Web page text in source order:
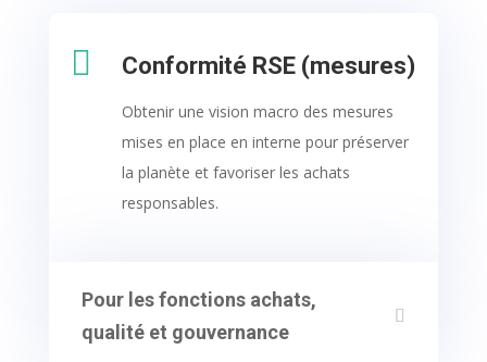
 Conformité RSE (mesures)
Obtenir une vision macro des mesures
mises en place en interne pour préserver
la planète et favoriser les achats
responsables.
Pour les fonctions achats,
qualité et gouvernance